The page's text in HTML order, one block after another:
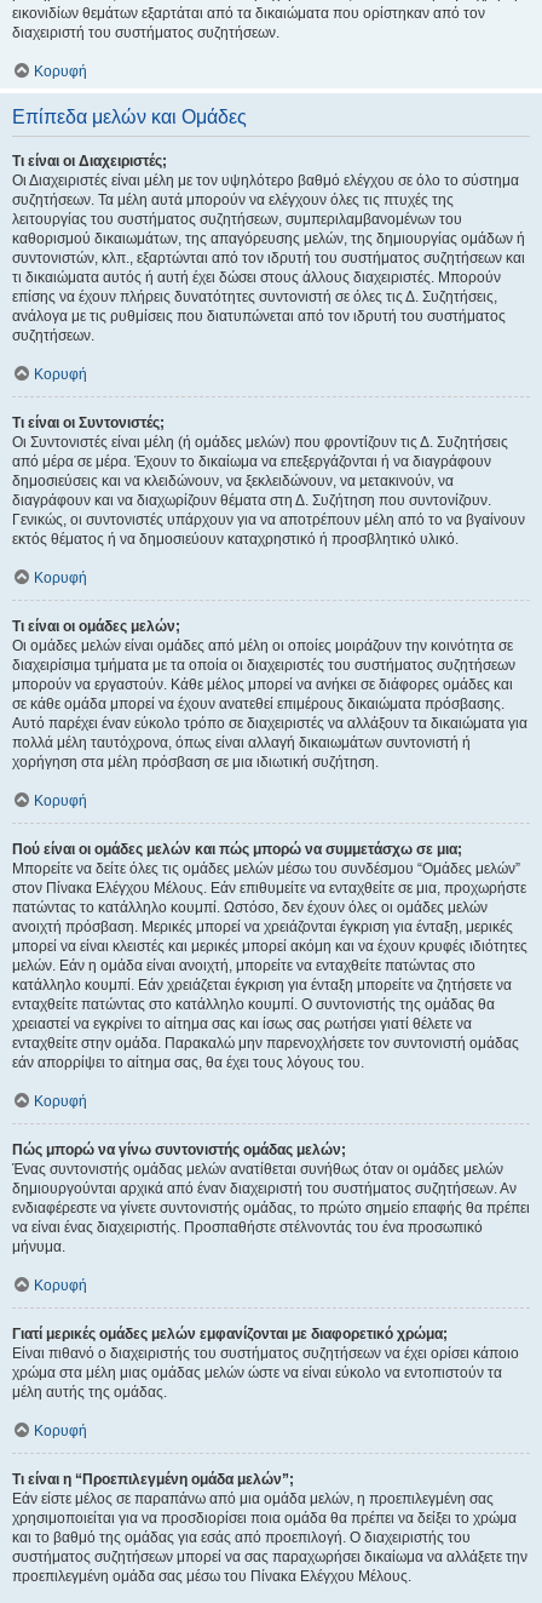
εικονιδίων θεμάτων εξαρτάται από τα δικαιώματα που ορίστηκαν από τον
διαχειριστή του συστήματος συζητήσεων.
Κορυφή
Επίπεδα μελών και Ομάδες
Τι είναι οι Διαχειριστές;
Οι Διαχειριστές είναι μέλη με τον υψηλότερο βαθμό ελέγχου σε όλο το σύστημα
συζητήσεων. Τα μέλη αυτά μπορούν να ελέγχουν όλες τις πτυχές της
λειτουργίας του συστήματος συζητήσεων, συμπεριλαμβανομένων του
καθορισμού δικαιωμάτων, της απαγόρευσης μελών, της δημιουργίας ομάδων ή
συντονιστών, κλπ., εξαρτώνται από τον ιδρυτή του συστήματος συζητήσεων και
τι δικαιώματα αυτός ή αυτή έχει δώσει στους άλλους διαχειριστές. Μπορούν
επίσης να έχουν πλήρεις δυνατότητες συντονιστή σε όλες τις Δ. Συζητήσεις,
ανάλογα με τις ρυθμίσεις που διατυπώνεται από τον ιδρυτή του συστήματος
συζητήσεων.
Κορυφή
Τι είναι οι Συντονιστές;
Οι Συντονιστές είναι μέλη (ή ομάδες μελών) που φροντίζουν τις Δ. Συζητήσεις
από μέρα σε μέρα. Έχουν το δικαίωμα να επεξεργάζονται ή να διαγράφουν
δημοσιεύσεις και να κλειδώνουν, να ξεκλειδώνουν, να μετακινούν, να
διαγράφουν και να διαχωρίζουν θέματα στη Δ. Συζήτηση που συντονίζουν.
Γενικώς, οι συντονιστές υπάρχουν για να αποτρέπουν μέλη από το να βγαίνουν
εκτός θέματος ή να δημοσιεύουν καταχρηστικό ή προσβλητικό υλικό.
Κορυφή
Τι είναι οι ομάδες μελών;
Οι ομάδες μελών είναι ομάδες από μέλη οι οποίες μοιράζουν την κοινότητα σε
διαχειρίσιμα τμήματα με τα οποία οι διαχειριστές του συστήματος συζητήσεων
μπορούν να εργαστούν. Κάθε μέλος μπορεί να ανήκει σε διάφορες ομάδες και
σε κάθε ομάδα μπορεί να έχουν ανατεθεί επιμέρους δικαιώματα πρόσβασης.
Αυτό παρέχει έναν εύκολο τρόπο σε διαχειριστές να αλλάξουν τα δικαιώματα για
πολλά μέλη ταυτόχρονα, όπως είναι αλλαγή δικαιωμάτων συντονιστή ή
χορήγηση στα μέλη πρόσβαση σε μια ιδιωτική συζήτηση.
Κορυφή
Πού είναι οι ομάδες μελών και πώς μπορώ να συμμετάσχω σε μια;
Μπορείτε να δείτε όλες τις ομάδες μελών μέσω του συνδέσμου “Ομάδες μελών”
στον Πίνακα Ελέγχου Μέλους. Εάν επιθυμείτε να ενταχθείτε σε μια, προχωρήστε
πατώντας το κατάλληλο κουμπί. Ωστόσο, δεν έχουν όλες οι ομάδες μελών
ανοιχτή πρόσβαση. Μερικές μπορεί να χρειάζονται έγκριση για ένταξη, μερικές
μπορεί να είναι κλειστές και μερικές μπορεί ακόμη και να έχουν κρυφές ιδιότητες
μελών. Εάν η ομάδα είναι ανοιχτή, μπορείτε να ενταχθείτε πατώντας στο
κατάλληλο κουμπί. Εάν χρειάζεται έγκριση για ένταξη μπορείτε να ζητήσετε να
ενταχθείτε πατώντας στο κατάλληλο κουμπί. Ο συντονιστής της ομάδας θα
χρειαστεί να εγκρίνει το αίτημα σας και ίσως σας ρωτήσει γιατί θέλετε να
ενταχθείτε στην ομάδα. Παρακαλώ μην παρενοχλήσετε τον συντονιστή ομάδας
εάν απορρίψει το αίτημα σας, θα έχει τους λόγους του.
Κορυφή
Πώς μπορώ να γίνω συντονιστής ομάδας μελών;
Ένας συντονιστής ομάδας μελών ανατίθεται συνήθως όταν οι ομάδες μελών
δημιουργούνται αρχικά από έναν διαχειριστή του συστήματος συζητήσεων. Αν
ενδιαφέρεστε να γίνετε συντονιστής ομάδας, το πρώτο σημείο επαφής θα πρέπει
να είναι ένας διαχειριστής. Προσπαθήστε στέλνοντάς του ένα προσωπικό
μήνυμα.
Κορυφή
Γιατί μερικές ομάδες μελών εμφανίζονται με διαφορετικό χρώμα;
Είναι πιθανό ο διαχειριστής του συστήματος συζητήσεων να έχει ορίσει κάποιο
χρώμα στα μέλη μιας ομάδας μελών ώστε να είναι εύκολο να εντοπιστούν τα
μέλη αυτής της ομάδας.
Κορυφή
Τι είναι η “Προεπιλεγμένη ομάδα μελών”;
Εάν είστε μέλος σε παραπάνω από μια ομάδα μελών, η προεπιλεγμένη σας
χρησιμοποιείται για να προσδιορίσει ποια ομάδα θα πρέπει να δείξει το χρώμα
και το βαθμό της ομάδας για εσάς από προεπιλογή. Ο διαχειριστής του
συστήματος συζητήσεων μπορεί να σας παραχωρήσει δικαίωμα να αλλάξετε την
προεπιλεγμένη ομάδα σας μέσω του Πίνακα Ελέγχου Μέλους.